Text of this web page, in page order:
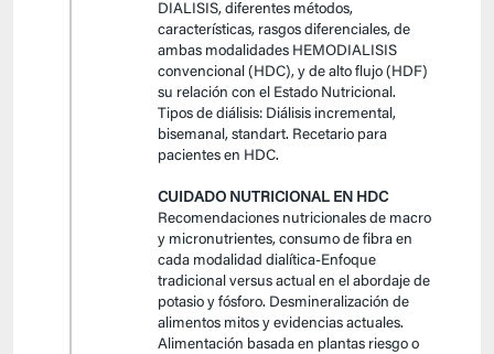
DIALISIS, diferentes métodos,
características, rasgos diferenciales, de
ambas modalidades HEMODIALISIS
convencional (HDC), y de alto flujo (HDF)
su relación con el Estado Nutricional.
Tipos de diálisis: Diálisis incremental,
bisemanal, standart. Recetario para
pacientes en HDC.
CUIDADO NUTRICIONAL EN HDC
Recomendaciones nutricionales de macro
y micronutrientes, consumo de fibra en
cada modalidad dialítica-Enfoque
tradicional versus actual en el abordaje de
potasio y fósforo. Desmineralización de
alimentos mitos y evidencias actuales.
Alimentación basada en plantas riesgo o